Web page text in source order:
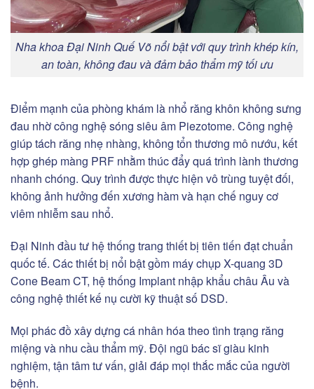
Nha khoa Đại Ninh Quế Võ nổi bật với quy trình khép kín,
an toàn, không đau và đảm bảo thẩm mỹ tối ưu
Điểm mạnh của phòng khám là nhổ răng khôn không sưng
đau nhờ công nghệ sóng siêu âm Piezotome. Công nghệ
giúp tách răng nhẹ nhàng, không tổn thương mô nướu, kết
hợp ghép màng PRF nhằm thúc đẩy quá trình lành thương
nhanh chóng. Quy trình được thực hiện vô trùng tuyệt đối,
không ảnh hưởng đến xương hàm và hạn chế nguy cơ
viêm nhiễm sau nhổ.
Đại Ninh đầu tư hệ thống trang thiết bị tiên tiến đạt chuẩn
quốc tế. Các thiết bị nổi bật gồm máy chụp X-quang 3D
Cone Beam CT, hệ thống Implant nhập khẩu châu Âu và
công nghệ thiết kế nụ cười kỹ thuật số DSD.
Mọi phác đồ xây dựng cá nhân hóa theo tình trạng răng
miệng và nhu cầu thẩm mỹ. Đội ngũ bác sĩ giàu kinh
nghiệm, tận tâm tư vấn, giải đáp mọi thắc mắc của người
bệnh.